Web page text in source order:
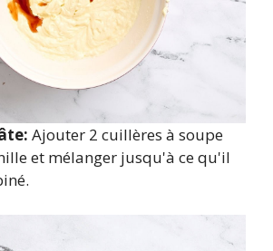
Ajouter 2 cuillères à soupe
et mélanger jusqu'à ce qu'il